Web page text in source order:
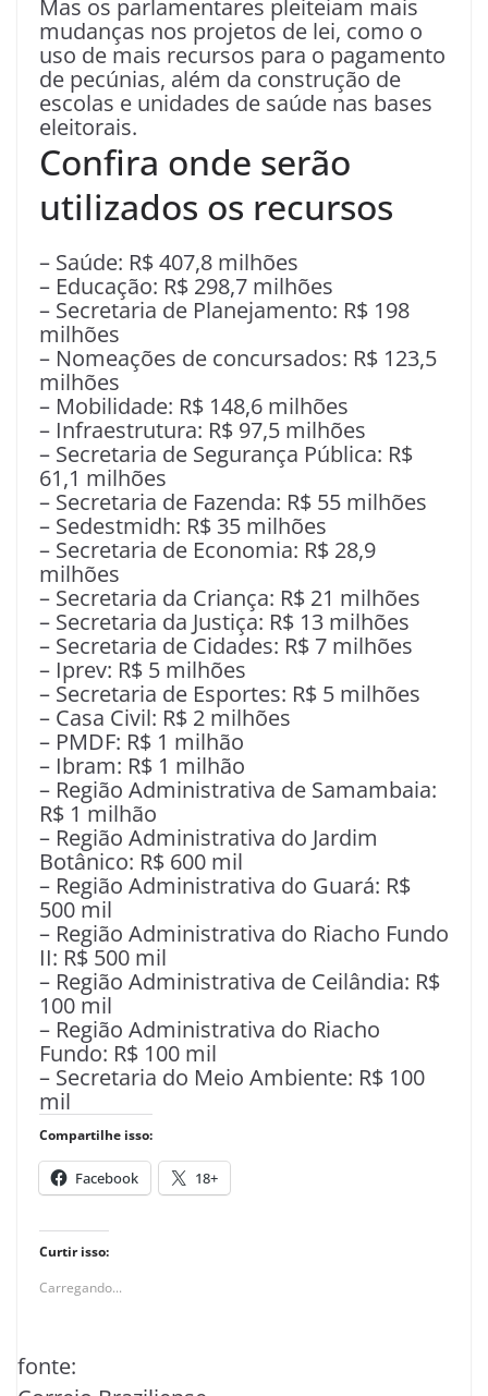
Mas os parlamentares pleiteiam mais
mudanças nos projetos de lei, como o
uso de mais recursos para o pagamento
de pecúnias, além da construção de
escolas e unidades de saúde nas bases
eleitorais.
Confira onde serão
utilizados os recursos
– Saúde: R$ 407,8 milhões
– Educação: R$ 298,7 milhões
– Secretaria de Planejamento: R$ 198
milhões
– Nomeações de concursados: R$ 123,5
milhões
– Mobilidade: R$ 148,6 milhões
– Infraestrutura: R$ 97,5 milhões
– Secretaria de Segurança Pública: R$
61,1 milhões
– Secretaria de Fazenda: R$ 55 milhões
– Sedestmidh: R$ 35 milhões
– Secretaria de Economia: R$ 28,9
milhões
– Secretaria da Criança: R$ 21 milhões
– Secretaria da Justiça: R$ 13 milhões
– Secretaria de Cidades: R$ 7 milhões
– Iprev: R$ 5 milhões
– Secretaria de Esportes: R$ 5 milhões
– Casa Civil: R$ 2 milhões
– PMDF: R$ 1 milhão
– Ibram: R$ 1 milhão
– Região Administrativa de Samambaia:
R$ 1 milhão
– Região Administrativa do Jardim
Botânico: R$ 600 mil
– Região Administrativa do Guará: R$
500 mil
– Região Administrativa do Riacho Fundo
II: R$ 500 mil
– Região Administrativa de Ceilândia: R$
100 mil
– Região Administrativa do Riacho
Fundo: R$ 100 mil
– Secretaria do Meio Ambiente: R$ 100
mil
Compartilhe isso:
Facebook 18+
Curtir isso:
Carregando...
fonte: